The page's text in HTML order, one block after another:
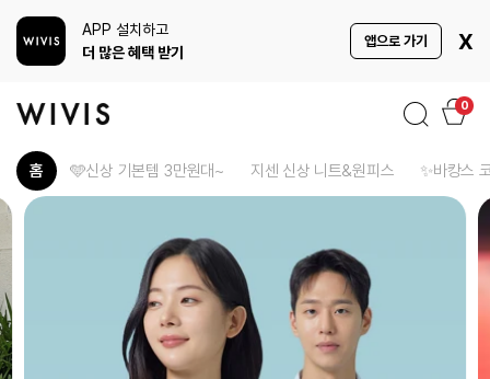
APP 설치하고
더 많은 혜택 받기
앱으로 가기 X
검색 장바구니
0
홈 🩵신상 기본템 3만원대~ 지센 신상 니트&원피스 ✨바캉스